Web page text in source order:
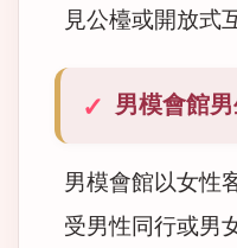
見公檯或開放式
男模會館
男模會館以女性
受男性同行或男